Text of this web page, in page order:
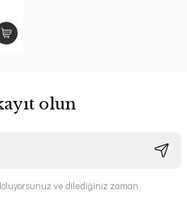
olun
ve dilediğiniz zaman